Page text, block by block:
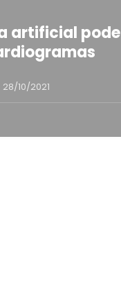
artificial pode
28/10/2021